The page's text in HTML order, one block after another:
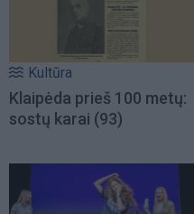
Kultūra
Klaipėda prieš 100 metų:
sostų karai (93)